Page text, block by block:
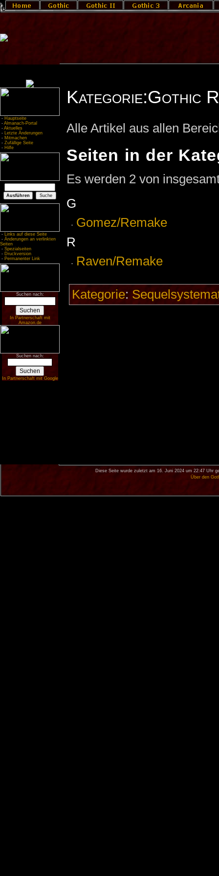
- Hauptseite
- Almanach-Portal
- Aktuelles
- Letzte Änderungen
- Mitmachen
- Zufällige Seite
- Hilfe
- Links auf diese Seite
- Änderungen an verlinkten
Seiten
- Spezialseiten
- Druckversion
- Permanenter Link
Suchen nach:
In Partnerschaft mit
Amazon.de
Suchen nach:
In Partnerschaft mit Google
Kategorie:Gothic
Alle Artikel aus allen
Seiten in der
Es werden 2 von
G
Gomez/Remake
R
Raven/Remake
Kategorie:
Diese Seite wurde zuletzt am 16. Juni 2024 um 22:47 Uhr
Über den